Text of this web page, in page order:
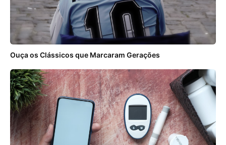
Ouça os Clássicos que Marcaram Gerações